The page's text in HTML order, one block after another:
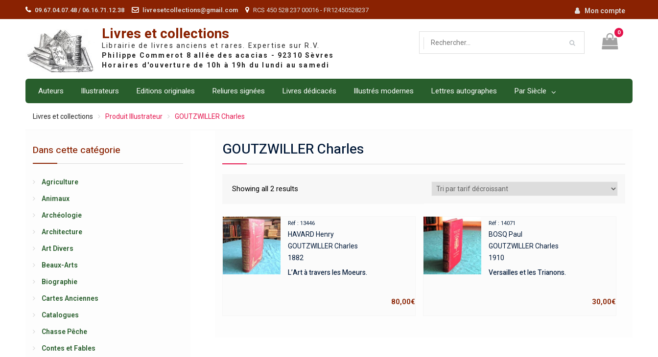
09.67.04.07.48 / 06.16.71.12.38 livresetcollections@gmail.com RCS 450 528 237 00016 - FR12450528237 Mon compte
Livres et collections
Librairie de livres anciens et rares. Expertise sur R.V.
0
Auteurs Illustrateurs Editions originales Reliures signées Livres dédicacés Illustrés modernes Lettres autographes Par Siècle
Livres et collections Produit Illustrateur GOUTZWILLER Charles
GOUTZWILLER Charles
Showing all 2 results
Réf : 13446
HAVARD Henry
GOUTZWILLER Charles
1882
L’Art à travers les Moeurs.
80,00€
Réf : 14071
BOSQ Paul
GOUTZWILLER Charles
1910
Versailles et les Trianons.
30,00€
Dans cette catégorie
Agriculture
Animaux
Archéologie
Architecture
Art Divers
Beaux-Arts
Biographie
Cartes Anciennes
Catalogues
Chasse Pêche
Contes et Fables